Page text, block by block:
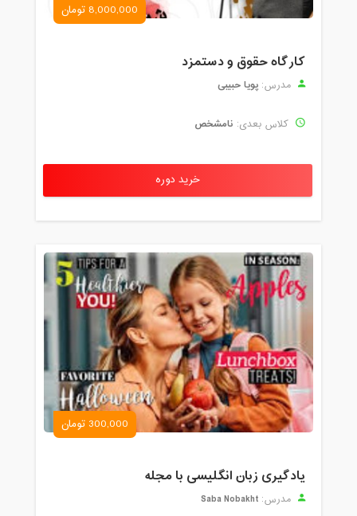
8,000,000 تومان
کارگاه حقوق و دستمزد
مدرس: پویا حبیبی
کلاس بعدی: نامشخص
خرید دوره
300,000 تومان
یادگیری زبان انگلیسی با مجله
مدرس: Saba Nobakht